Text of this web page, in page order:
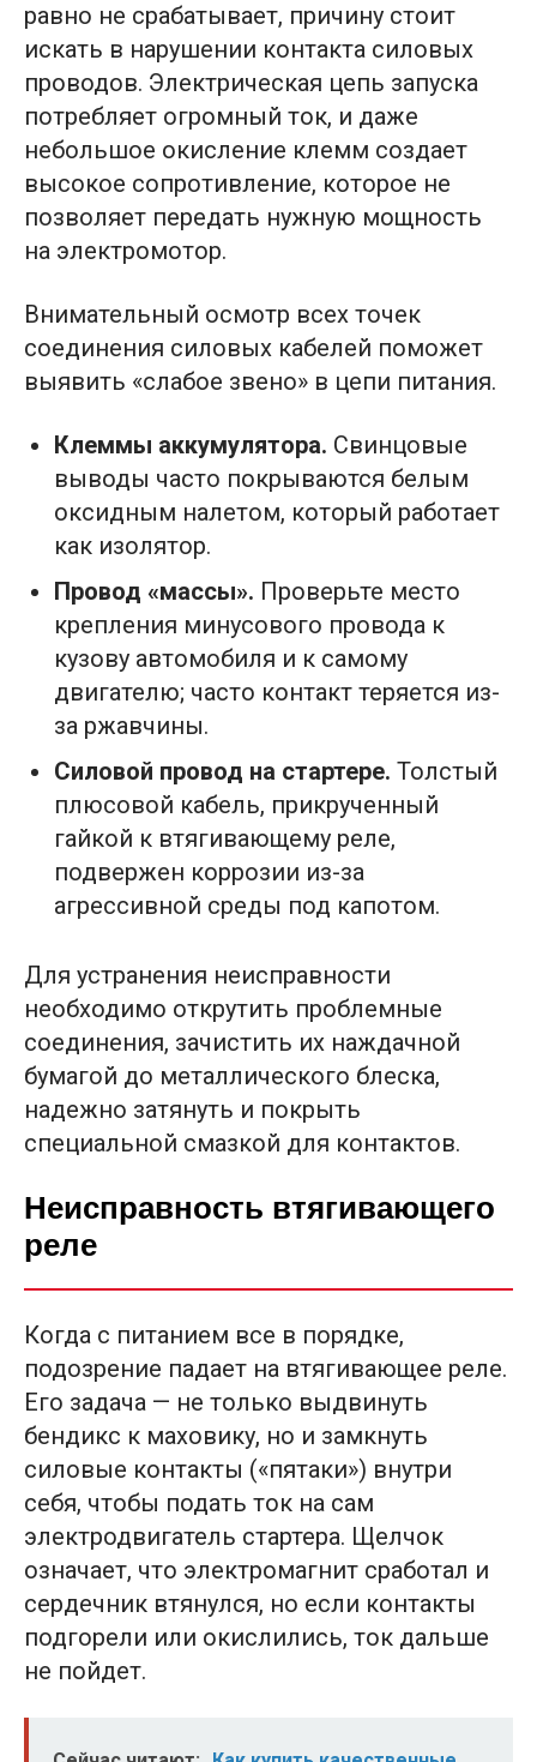
равно не срабатывает, причину стоит
искать в нарушении контакта силовых
проводов. Электрическая цепь запуска
потребляет огромный ток, и даже
небольшое окисление клемм создает
высокое сопротивление, которое не
позволяет передать нужную мощность
на электромотор.
Внимательный осмотр всех точек
соединения силовых кабелей поможет
выявить «слабое звено» в цепи питания.
Клеммы аккумулятора. Свинцовые
выводы часто покрываются белым
оксидным налетом, который работает
как изолятор.
Провод «массы». Проверьте место
крепления минусового провода к
кузову автомобиля и к самому
двигателю; часто контакт теряется из-
за ржавчины.
Силовой провод на стартере. Толстый
плюсовой кабель, прикрученный
гайкой к втягивающему реле,
подвержен коррозии из-за
агрессивной среды под капотом.
Для устранения неисправности
необходимо открутить проблемные
соединения, зачистить их наждачной
бумагой до металлического блеска,
надежно затянуть и покрыть
специальной смазкой для контактов.
Неисправность втягивающего
реле
Когда с питанием все в порядке,
подозрение падает на втягивающее реле.
Его задача — не только выдвинуть
бендикс к маховику, но и замкнуть
силовые контакты («пятаки») внутри
себя, чтобы подать ток на сам
электродвигатель стартера. Щелчок
означает, что электромагнит сработал и
сердечник втянулся, но если контакты
подгорели или окислились, ток дальше
не пойдет.